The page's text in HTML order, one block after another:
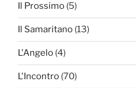
Il Prossimo (5)
Il Samaritano (13)
L'Angelo (4)
L'Incontro (70)